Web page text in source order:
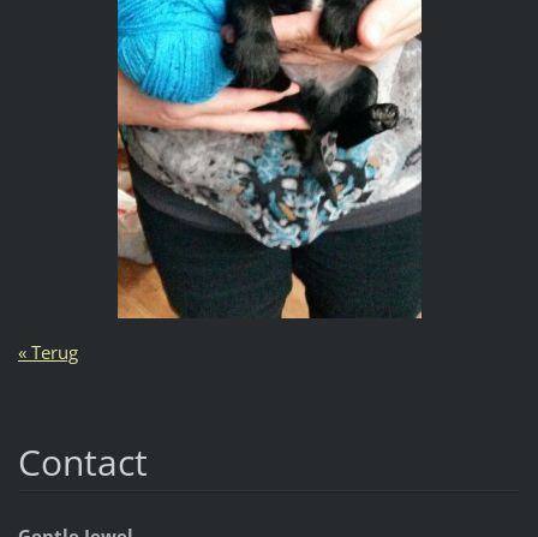
« Terug
Contact